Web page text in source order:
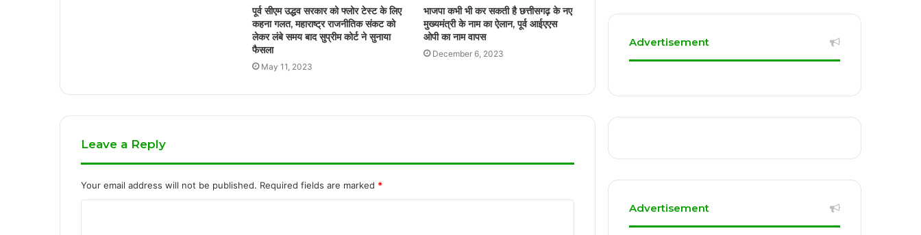
राज्योत्सव से गायब हुए कर्मचारी की सड़ी-गली हालत
में मिली लाश
पूर्व मुख्यमंत्री अरविंद केजरीवाल ने दी विश्वकर्मा
कसा तंज
पलटी, 20 से ज्यादा घायल
पूर्व सीएम उद्धव सरकार को फ्लोर टेस्ट के लिए
कहना गलत, महाराष्ट्र राजनीतिक संकट को
लेकर लंबे समय बाद सुप्रीम कोर्ट ने सुनाया
फैसला
May 11, 2023
भाजपा कभी भी कर सकती है छत्तीसगढ़ के नए
मुख्यमंत्री के नाम का ऐलान, पूर्व आईएएस
ओपी का नाम वापस
December 6, 2023
Leave a Reply
Your email address will not be published. Required fields are marked *
Advertisement
Advertisement